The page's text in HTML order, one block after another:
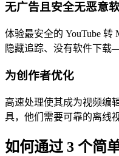
无广告且安全无恶意
体验最安全的 YouTube 转
隐藏追踪、没有软件下载
为创作者优化
高速处理使其成为视频编
具，他们需要可靠的离线
如何通过 3 个简